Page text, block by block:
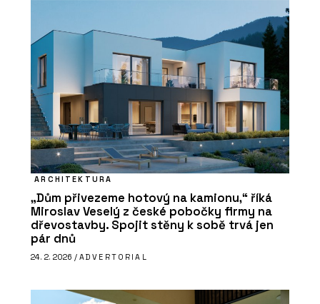
ARCHITEKTURA
„Dům přivezeme hotový na kamionu,“ říká
Miroslav Veselý z české pobočky firmy na
dřevostavby. Spojit stěny k sobě trvá jen
pár dnů
24. 2. 2026 / ADVERTORIAL